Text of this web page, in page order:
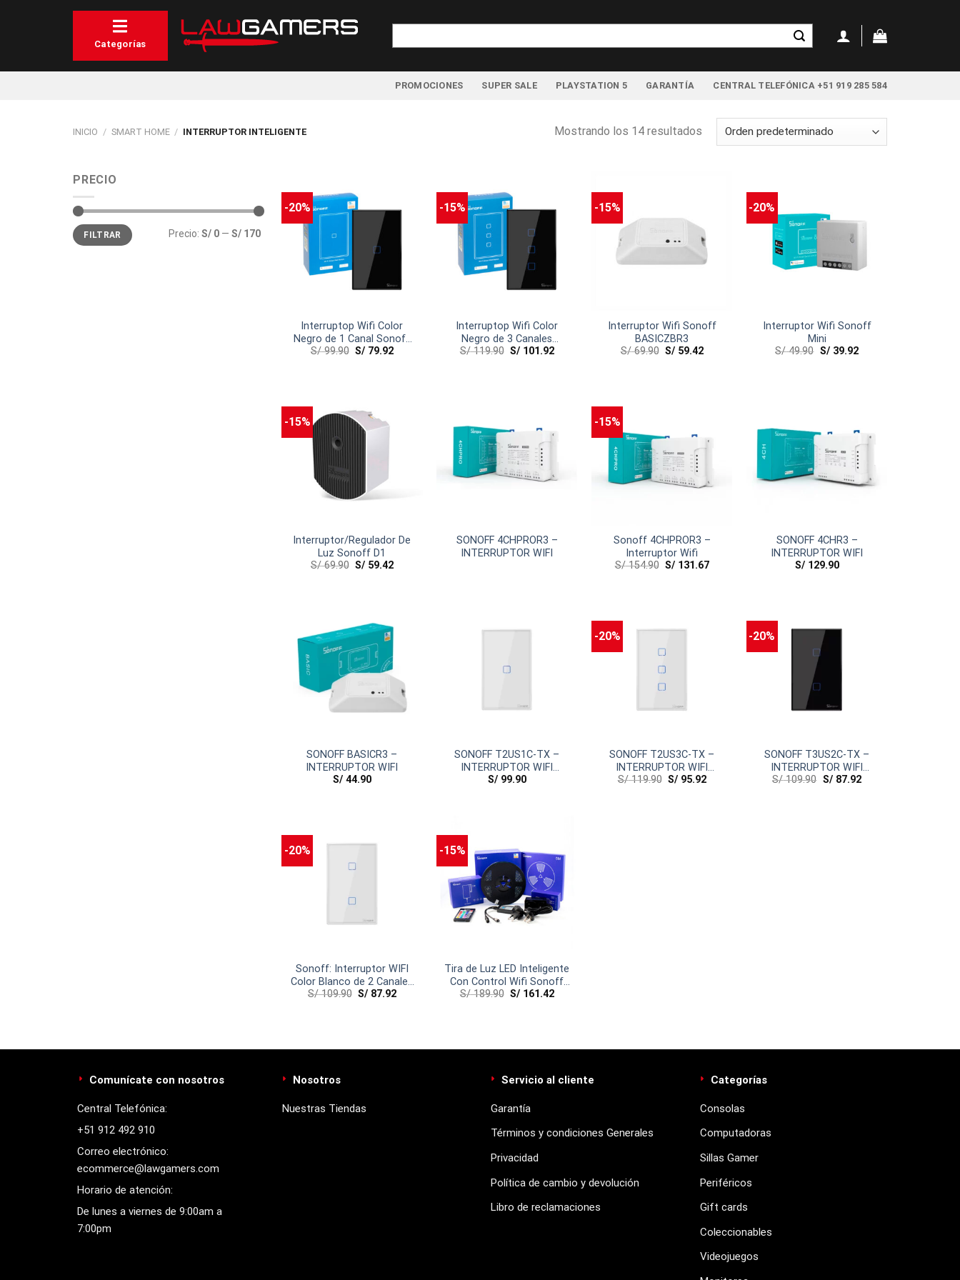
Categorías
PROMOCIONES SUPER SALE PLAYSTATION 5 GARANTÍA CENTRAL TELEFÓNICA +51 919 285 584
INICIO / SMART HOME / INTERRUPTOR INTELIGENTE Mostrando los 14 resultados
PRECIO
Precio
mínimo
Precio
máximo
FILTRAR Precio: S/ 0— S/ 170
-20%
Interruptop Wifi Color
Negro de 1 Canal Sonoff
T3US1C-TX
S/99.90 S/ 79.92
-15%
Interruptop Wifi Color
Negro de 3 Canales
Sonoff T3US3C
S/119.90 S/101.92
-15%
Interruptor Wifi Sonoff
BASICZBR3
S/69.90 S/59.42
-20%
Interruptor Wifi Sonoff
Mini
S/49.90 S/39.92
-15%
Interruptor/Regulador De
Luz Sonoff D1
S/69.90 S/ 59.42
SONOFF 4CHPROR3 –
INTERRUPTOR WIFI
-15%
Sonoff 4CHPROR3 –
Interruptor Wifi
S/154.90 S/131.67
SONOFF 4CHR3 –
INTERRUPTOR WIFI
S/129.90
SONOFF BASICR3 –
INTERRUPTOR WIFI
S/44.90
SONOFF T2US1C-TX –
INTERRUPTOR WIFI
COLOR BLANCO DE 1
S/99.90
-20%
SONOFF T2US3C-TX –
INTERRUPTOR WIFI
COLOR BLANCO DE 3
S/119.90 S/95.92
-20%
SONOFF T3US2C-TX –
INTERRUPTOR WIFI
COLOR NEGRO DE 2
S/109.90 S/87.92
-20%
Sonoff: Interruptor WIFI
Color Blanco de 2 Canales
– T2US2C-TX
S/109.90 S/ 87.92
-15%
Tira de Luz LED Inteligente
Con Control Wifi Sonoff
L1-5M
S/189.90 S/161.42
Comunícate con nosotros
Central Telefónica:
+51 912 492 910
Correo electrónico:
ecommerce@lawgamers.com
Horario de atención:
De lunes a viernes de 9:00am a
7:00pm
Nosotros
Nuestras Tiendas
Servicio al cliente
Garantía
Términos y condiciones Generales
Privacidad
Política de cambio y devolución
Libro de reclamaciones
Categorías
Consolas
Computadoras
Sillas Gamer
Periféricos
Gift cards
Coleccionables
Videojuegos